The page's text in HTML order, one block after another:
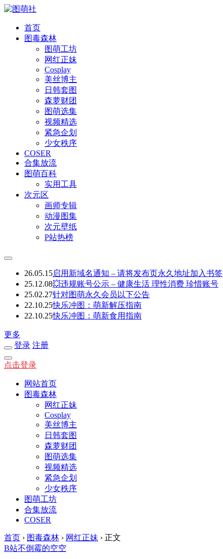
首页
图毒森林
图萌工坊
网红正妹
Cosplay
美丝博主
日韩套图
森萝财团
图萌选集
视频精选
紧急企划
少女秩序
COSER
合集放流
图萌百科
实用工具
次元区
画师专辑
动漫图集
次元壁纸
P站热榜
26.05.15启用新域名通知 – 请将发布页永久地址加入书签
25.12.08💥违规账号公示 – 健康生活 理性消费 珍惜账号
25.02.27针对图萌永久会员以下公告
22.10.25快乐冲图：萌新解压指南
22.10.25快乐冲图：萌新食用指南
更多
登录 注册
点击登录
网站首页
图毒森林
网红正妹
Cosplay
美丝博主
日韩套图
森萝财团
图萌选集
视频精选
紧急企划
少女秩序
图萌工坊
合集放流
COSER
首页 › 图毒森林 › 网红正妹 › 正文
B站不倒霉的空空